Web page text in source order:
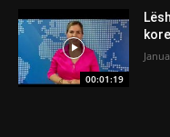
00:01:19